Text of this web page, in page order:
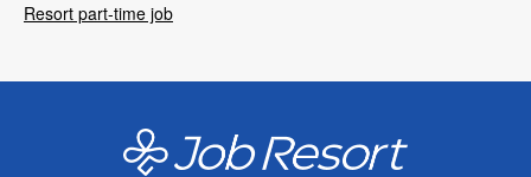
Resort part-time job